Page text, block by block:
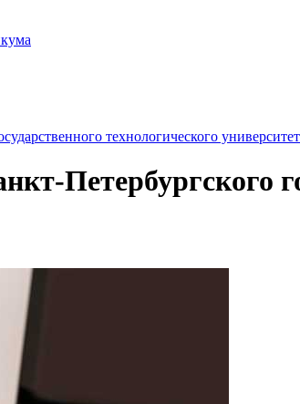
технологического
Петербургского